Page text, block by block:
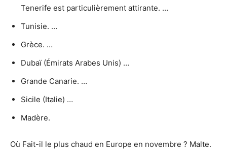
Tenerife est particulièrement attirante. …
Tunisie. …
Grèce. …
Dubaï (Émirats Arabes Unis) …
Grande Canarie. …
Sicile (Italie) …
Madère.
Où Fait-il le plus chaud en Europe en novembre ? Malte.